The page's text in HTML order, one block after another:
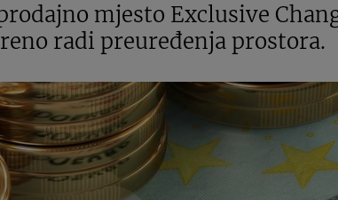
mjesto Exclusive
radi preuređenja prostora.